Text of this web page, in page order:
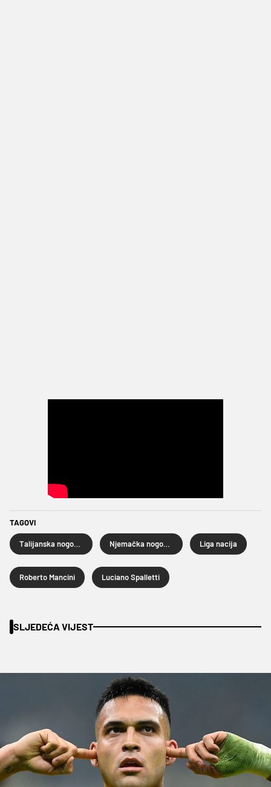
TAGOVI
Liga nacija
Roberto Mancini Luciano Spalletti
SLJEDEĆA VIJEST